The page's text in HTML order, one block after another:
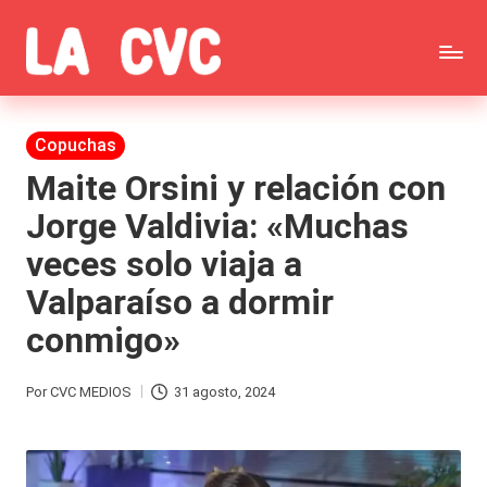
Saltar
al
contenido
C
o
p
u
c
h
a
s
y
ar
Todas
las
noticias
de
la
farándula,
Realitys,
Tierra
Gran
Publicada
en
Copuchas
Maite Orsini y relación con
Jorge Valdivia: «Muchas
veces solo viaja a
Valparaíso a dormir
conmigo»
Publicado
PorCVC MEDIOS 31 agosto, 2024